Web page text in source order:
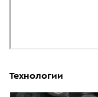
Технологии